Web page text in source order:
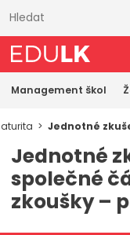
obsahu
Management škol
Jednotné
Jednotné
společné
zkoušky –